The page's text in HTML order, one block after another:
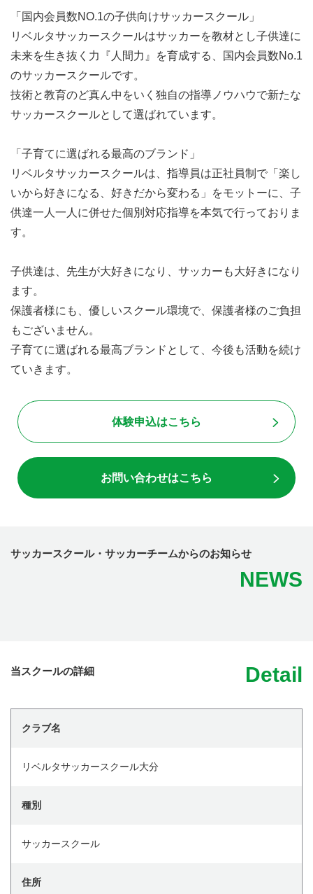
「国内会員数NO.1の子供向けサッカースクール」
リベルタサッカースクールはサッカーを教材とし子供達に
未来を生き抜く力『人間力』を育成する、国内会員数No.1
のサッカースクールです。
技術と教育のど真ん中をいく独自の指導ノウハウで新たな
サッカースクールとして選ばれています。
「子育てに選ばれる最高のブランド」
リベルタサッカースクールは、指導員は正社員制で「楽し
いから好きになる、好きだから変わる」をモットーに、子
供達一人一人に併せた個別対応指導を本気で行っておりま
す。
子供達は、先生が大好きになり、サッカーも大好きになり
ます。
保護者様にも、優しいスクール環境で、保護者様のご負担
もございません。
子育てに選ばれる最高ブランドとして、今後も活動を続け
ていきます。
体験申込はこちら
お問い合わせはこちら
サッカースクール・サッカーチームからのお知らせ
NEWS
当スクールの詳細 Detail
クラブ名
リベルタサッカースクール大分
種別
サッカースクール
住所